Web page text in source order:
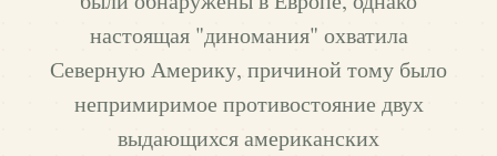
настоящая "диномания" охватила
Северную Америку, причиной тому было
непримиримое противостояние двух
выдающихся американских